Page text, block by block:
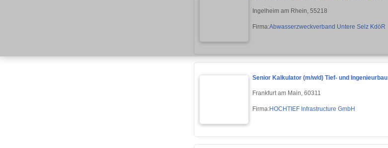
Ingelheim am Rhein, 55218
Firma:Abwasserzweckverband Untere Selz KdöR
Senior Kalkulator (m/w/d) Tief- und Ingenieurbau
Frankfurt am Main, 60311
Firma:HOCHTIEF Infrastructure GmbH